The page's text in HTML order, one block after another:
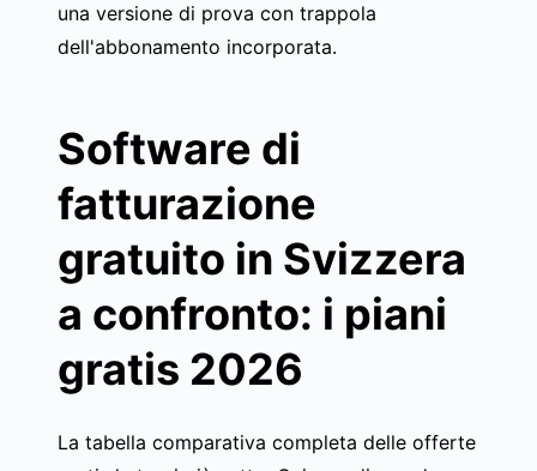
una versione di prova con trappola
dell'abbonamento incorporata.
Software di
fatturazione
gratuito in Svizzera
a confronto: i piani
gratis 2026
La tabella comparativa completa delle offerte